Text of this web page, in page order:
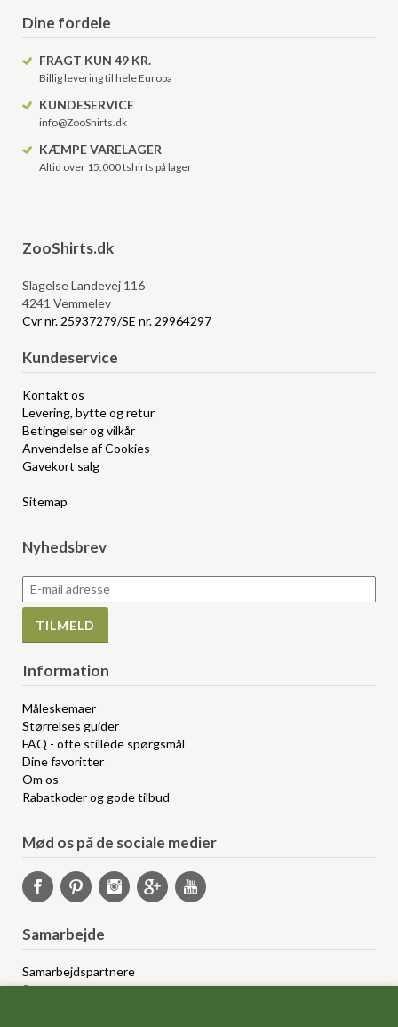
Dine fordele
FRAGT KUN 49 KR.
Billig levering til hele Europa
KUNDESERVICE
info@ZooShirts.dk
KÆMPE VARELAGER
Altid over 15.000 tshirts på lager
ZooShirts.dk
Slagelse Landevej 116
4241 Vemmelev
Cvr nr. 25937279/SE nr. 29964297
Kundeservice
Kontakt os
Levering, bytte og retur
Betingelser og vilkår
Anvendelse af Cookies
Gavekort salg
Sitemap
Nyhedsbrev
Information
Måleskemaer
Størrelses guider
FAQ - ofte stillede spørgsmål
Dine favoritter
Om os
Rabatkoder og gode tilbud
Mød os på de sociale medier
Samarbejde
Samarbejdspartnere
Sponsorprogram